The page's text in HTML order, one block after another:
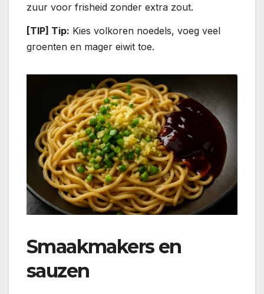
zuur voor frisheid zonder extra zout.
[TIP] Tip: Kies volkoren noedels, voeg veel
groenten en mager eiwit toe.
Smaakmakers en
sauzen